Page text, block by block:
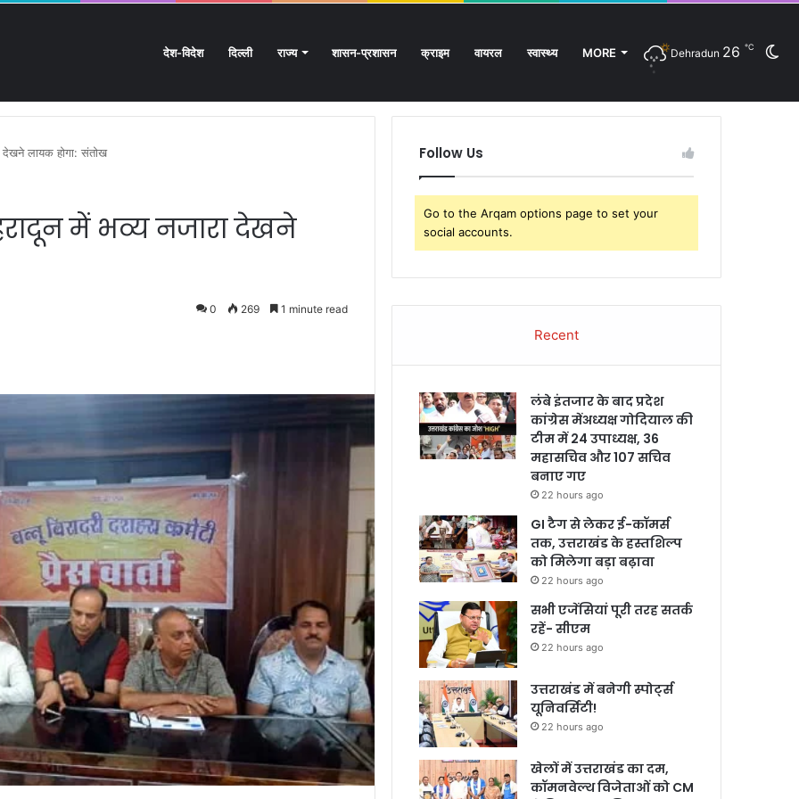
देश-विदेश दिल्ली राज्य शासन-प्रशासन क्राइम वायरल स्वास्थ्य MORE Dehradun 26 ℃
Article
In
Twitter
Facebook
देखने लायक होगा: संतोख
में भव्य नजारा देखने
0 269 1 minute read
Follow Us
Go to the Arqam options page to set your
social accounts.
Recent
लंबे इंतजार के बाद प्रदेश
कांग्रेस मेंअध्यक्ष गोदियाल की
टीम में 24 उपाध्यक्ष, 36
महासचिव और 107 सचिव
बनाए गए
22 hours ago
GI टैग से लेकर ई-कॉमर्स
तक, उत्तराखंड के हस्तशिल्प
को मिलेगा बड़ा बढ़ावा
22 hours ago
सभी एजेंसियां पूरी तरह सतर्क
रहें- सीएम
22 hours ago
उत्तराखंड में बनेगी स्पोर्ट्स
यूनिवर्सिटी!
22 hours ago
खेलों में उत्तराखंड का दम,
कॉमनवेल्थ विजेताओं को CM